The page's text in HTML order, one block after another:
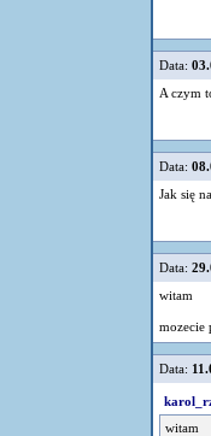
Data:
A czym
Data:
Jak się
Data:
witam
mozecie
Data:
witam